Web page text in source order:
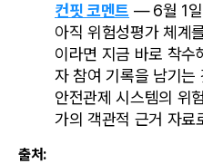
컨핏 코멘트 — 6월 1일
아직 위험성평가 체계
이라면 지금 바로 착수
자 참여 기록을 남기는
안전관제 시스템의 위
가의 객관적 근거 자료
출처: